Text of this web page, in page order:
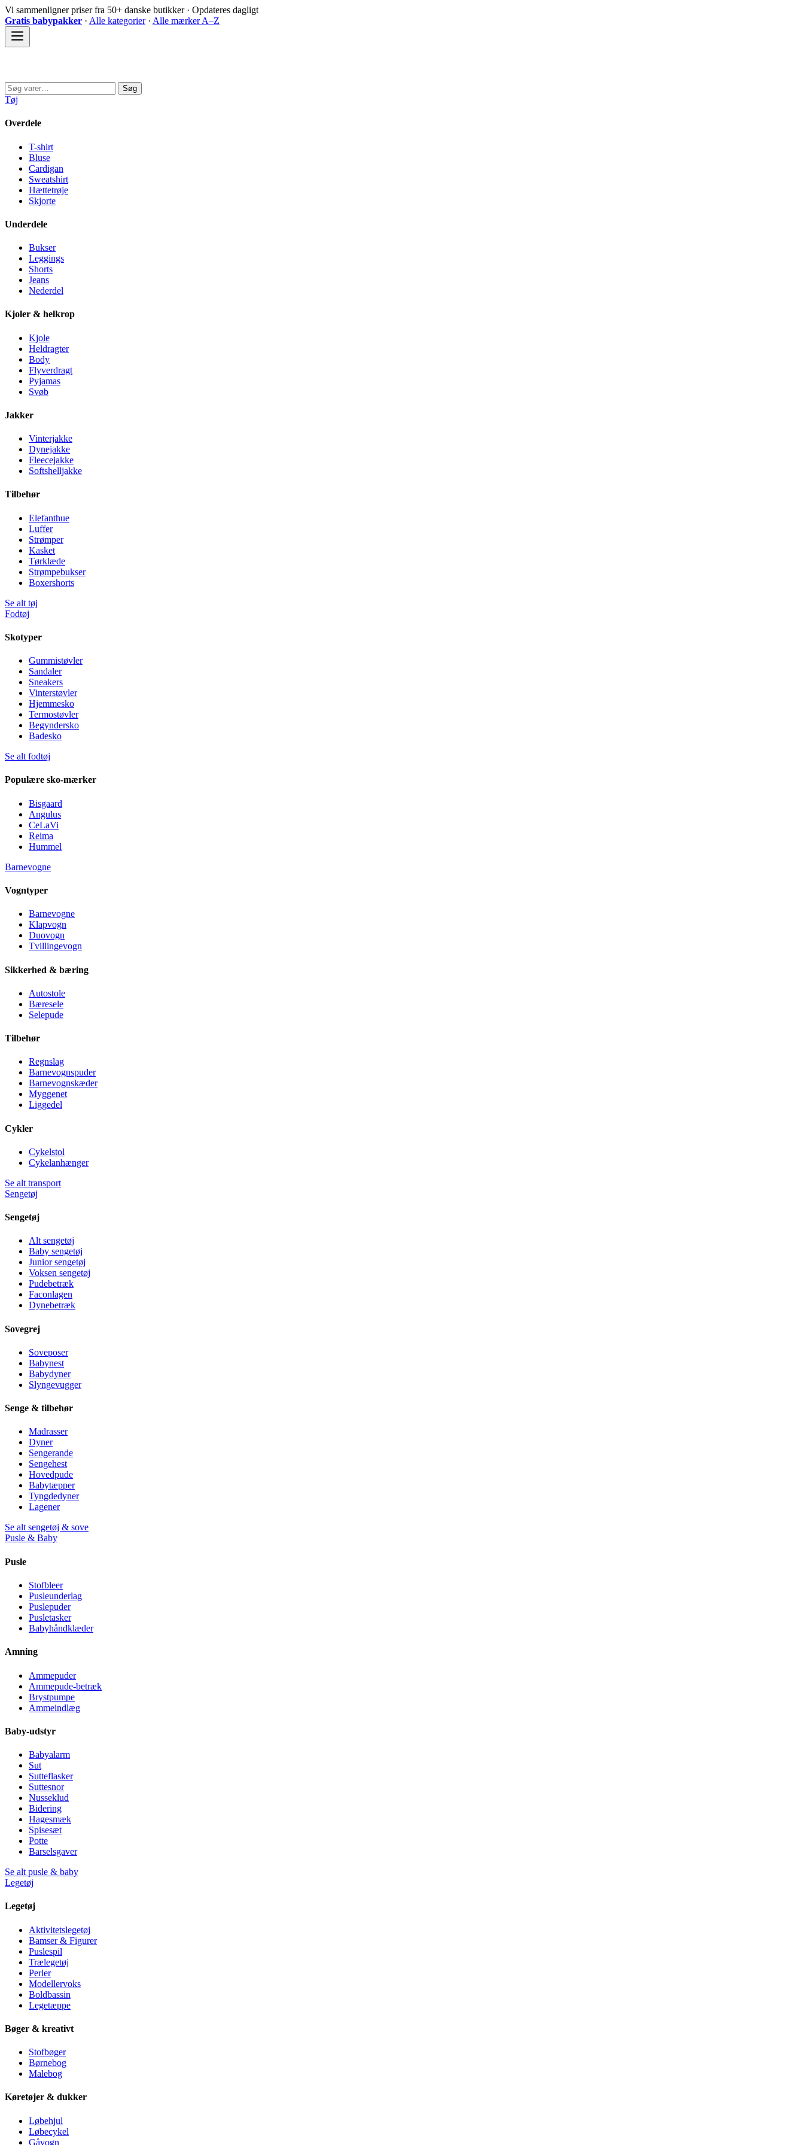
Spring
til
indhold
Vi sammenligner priser fra 50+ danske butikker · Opdateres dagligt
Gratis babypakker · Alle kategorier· Alle mærker A–Z
Søg
efter:
Søg
Tøj
Overdele
T-shirt
Bluse
Cardigan
Sweatshirt
Hættetrøje
Skjorte
Underdele
Bukser
Leggings
Shorts
Jeans
Nederdel
Kjoler & helkrop
Kjole
Heldragter
Body
Flyverdragt
Pyjamas
Svøb
Jakker
Vinterjakke
Dynejakke
Fleecejakke
Softshelljakke
Tilbehør
Elefanthue
Luffer
Strømper
Kasket
Tørklæde
Strømpebukser
Boxershorts
Se alt tøj
Fodtøj
Skotyper
Gummistøvler
Sandaler
Sneakers
Vinterstøvler
Hjemmesko
Termostøvler
Begyndersko
Badesko
Se alt fodtøj
Populære sko-mærker
Bisgaard
Angulus
CeLaVi
Reima
Hummel
Barnevogne
Vogntyper
Barnevogne
Klapvogn
Duovogn
Tvillingevogn
Sikkerhed & bæring
Autostole
Bæresele
Selepude
Tilbehør
Regnslag
Barnevognspuder
Barnevognskæder
Myggenet
Liggedel
Cykler
Cykelstol
Cykelanhænger
Se alt transport
Sengetøj
Sengetøj
Alt sengetøj
Baby sengetøj
Junior sengetøj
Voksen sengetøj
Pudebetræk
Faconlagen
Dynebetræk
Sovegrej
Soveposer
Babynest
Babydyner
Slyngevugger
Senge & tilbehør
Madrasser
Dyner
Sengerande
Sengehest
Hovedpude
Babytæpper
Tyngdedyner
Lagener
Se alt sengetøj & sove
Pusle & Baby
Pusle
Stofbleer
Pusleunderlag
Puslepuder
Pusletasker
Babyhåndklæder
Amning
Ammepuder
Ammepude-betræk
Brystpumpe
Ammeindlæg
Baby-udstyr
Babyalarm
Sut
Sutteflasker
Suttesnor
Nusseklud
Bidering
Hagesmæk
Spisesæt
Potte
Barselsgaver
Se alt pusle & baby
Legetøj
Legetøj
Aktivitetslegetøj
Bamser & Figurer
Puslespil
Trælegetøj
Perler
Modellervoks
Boldbassin
Legetæppe
Bøger & kreativt
Stofbøger
Børnebog
Malebog
Køretøjer & dukker
Løbehjul
Løbecykel
Gåvogn